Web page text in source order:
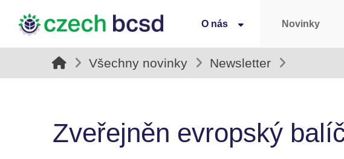
O nás Novinky
Všechny novinky Newsletter
Zveřejněn evropský